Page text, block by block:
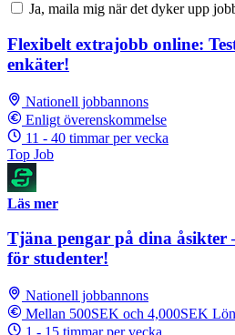
Ja, maila mig när det dyker upp
Flexibelt extrajobb online:
enkäter!
Nationell jobbannons
Enligt överenskommelse
11 - 40 timmar per vecka
Top Job
Läs mer
Tjäna pengar på dina åsikter
för studenter!
Nationell jobbannons
Mellan 500SEK och 4,000SEK Lön